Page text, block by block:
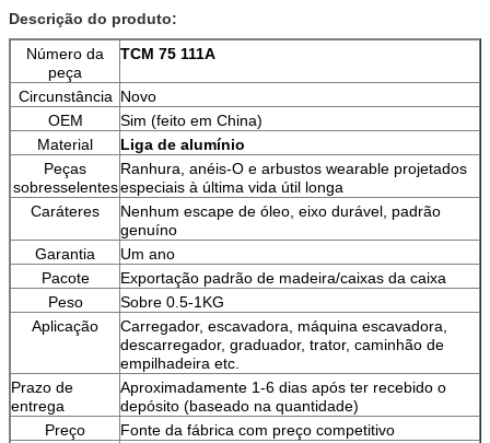
Descrição do produto:
Número da
peça
TCM 75 111A
Circunstância Novo
OEM
Sim (feito em China)
Material
Liga de alumínio
Peças
sobresselentes
Ranhura, anéis-O e arbustos wearable projetados
especiais à última vida útil longa
Caráteres
Nenhum escape de óleo, eixo durável, padrão
genuíno
Garantia
Um ano
Pacote
Exportação padrão de madeira/caixas da caixa
Peso
Sobre 0.5-1KG
Aplicação
Carregador, escavadora, máquina escavadora,
descarregador, graduador, trator, caminhão de
empilhadeira etc.
Prazo de
entrega
Aproximadamente 1-6 dias após ter recebido o
depósito (baseado na quantidade)
Preço
Fonte da fábrica com preço competitivo